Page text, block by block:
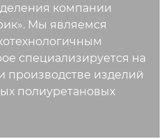
компании
Мы являемся
специализируется на
производстве изделий
полиуретановых